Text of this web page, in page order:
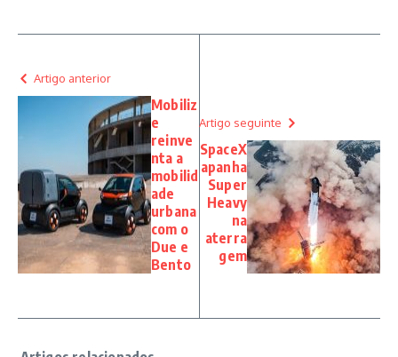
Artigo anterior
Mobiliz
e
reinve
nta a
mobilid
ade
urbana
com o
Due e
Bento
Artigo seguinte
SpaceX
apanha
Super
Heavy
na
aterra
gem